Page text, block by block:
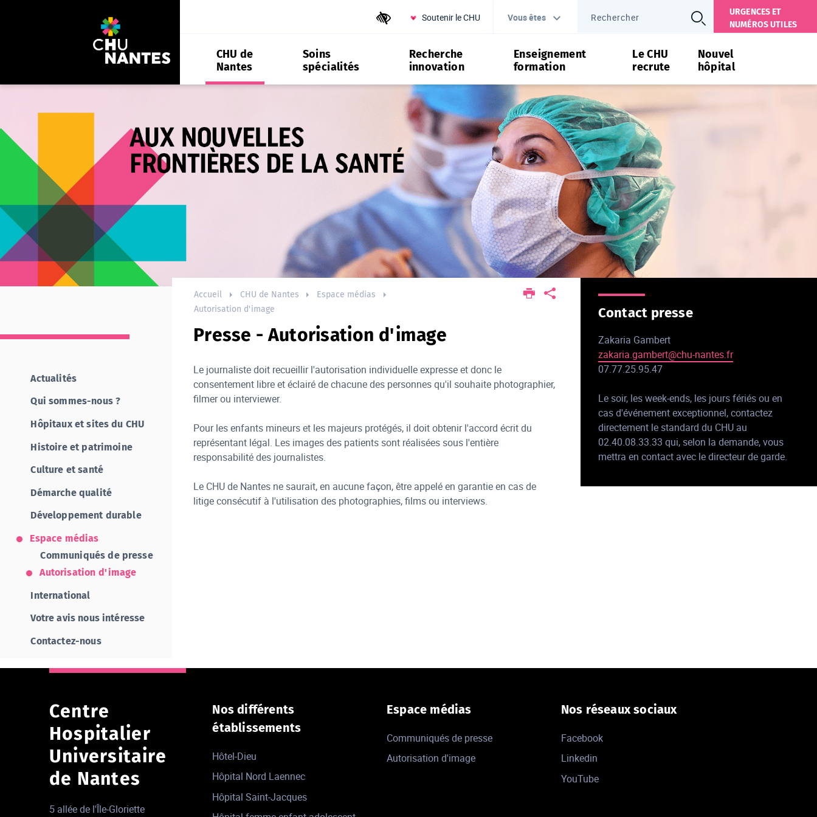
Outils d'accessibilité
Soutenir le CHU Vous êtes
URGENCES ET
NUMÉROS UTILES
CHU de
Nantes
Soins
spécialités
Recherche
innovation
Enseignement
formation
Le CHU
recrute
Nouvel
hôpital
Accueil CHU de Nantes
Espace médias
Autorisation d'image
Presse - Autorisation d'image
Le journaliste doit recueillir l'autorisation individuelle expresse et donc le
consentement libre et éclairé de chacune des personnes qu'il souhaite photographier,
filmer ou interviewer.
Pour les enfants mineurs et les majeurs protégés, il doit obtenir l'accord écrit du
représentant légal. Les images des patients sont réalisées sous l'entière
responsabilité des journalistes.
Le CHU de Nantes ne saurait, en aucune façon, être appelé en garantie en cas de
litige consécutif à l'utilisation des photographies, films ou interviews.
Contact presse
Zakaria Gambert
zakaria.gambert@chu-nantes.fr
07.77.25.95.47
Le soir, les week-ends, les jours fériés ou en
cas d'événement exceptionnel, contactez
directement le standard du CHU au
02.40.08.33.33 qui, selon la demande, vous
mettra en contact avec le directeur de garde.
Actualités
Qui sommes-nous ?
Hôpitaux et sites du CHU
Histoire et patrimoine
Culture et santé
Démarche qualité
Développement durable
Espace médias
Communiqués de presse
Autorisation d'image
International
Votre avis nous intéresse
Contactez-nous
Centre
Hospitalier
Universitaire
de Nantes
5 allée de l'Île-Gloriette
Nos différents
établissements
Hôtel-Dieu
Hôpital Nord Laennec
Hôpital Saint-Jacques
Espace médias
Communiqués de presse
Autorisation d'image
Nos réseaux sociaux
Facebook
Linkedin
YouTube